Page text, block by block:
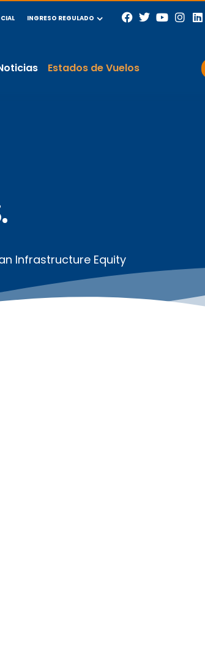
INGRESO REGULADO
Estados de Vuelos
Infrastructure Equity